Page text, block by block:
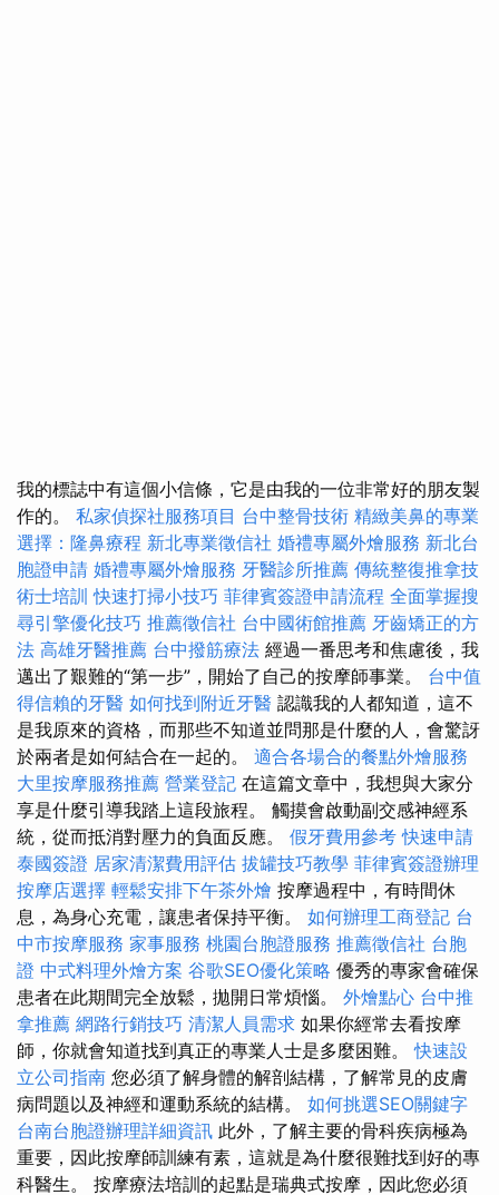
我的標誌中有這個小信條，它是由我的一位非常好的朋友製
作的。 私家偵探社服務項目 台中整骨技術 精緻美鼻的專業
選擇：隆鼻療程 新北專業徵信社 婚禮專屬外燴服務 新北台
胞證申請 婚禮專屬外燴服務 牙醫診所推薦 傳統整復推拿技
術士培訓快速打掃小技巧 菲律賓簽證申請流程 全面掌握搜
尋引擎優化技巧 推薦徵信社 台中國術館推薦 牙齒矯正的方
法 高雄牙醫推薦 台中撥筋療法 經過一番思考和焦慮後，我
邁出了艱難的“第一步”，開始了自己的按摩師事業。 台中值
得信賴的牙醫 如何找到附近牙醫 認識我的人都知道，這不
是我原來的資格，而那些不知道並問那是什麼的人，會驚訝
於兩者是如何結合在一起的。 適合各場合的餐點外燴服務
大里按摩服務推薦 營業登記 在這篇文章中，我想與大家分
享是什麼引導我踏上這段旅程。 觸摸會啟動副交感神經系
統，從而抵消對壓力的負面反應。 假牙費用參考 快速申請
泰國簽證 居家清潔費用評估 拔罐技巧教學 菲律賓簽證辦理
按摩店選擇 輕鬆安排下午茶外燴 按摩過程中，有時間休
息，為身心充電，讓患者保持平衡。 如何辦理工商登記 台
中市按摩服務 家事服務 桃園台胞證服務 推薦徵信社 台胞
證 中式料理外燴方案 谷歌SEO優化策略 優秀的專家會確保
患者在此期間完全放鬆，拋開日常煩惱。 外燴點心 台中推
拿推薦 網路行銷技巧 清潔人員需求 如果你經常去看按摩
師，你就會知道找到真正的專業人士是多麼困難。快速設
立公司指南 您必須了解身體的解剖結構，了解常見的皮膚
病問題以及神經和運動系統的結構。 如何挑選SEO關鍵字
台南台胞證辦理詳細資訊 此外，了解主要的骨科疾病極為
重要，因此按摩師訓練有素，這就是為什麼很難找到好的專
科醫生。 按摩療法培訓的起點是瑞典式按摩，因此您必須